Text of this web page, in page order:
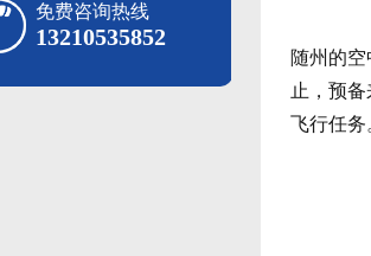
免费咨询热线
13210535852
随州的
止，预
飞行任务